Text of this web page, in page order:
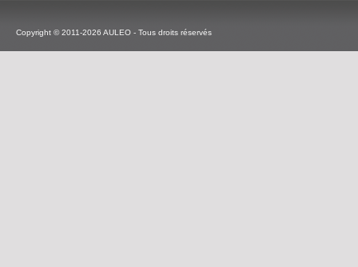
Copyright © 2011-2026 AULEO - Tous droits réservés